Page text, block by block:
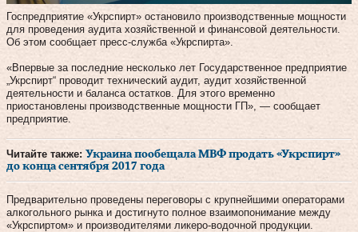
Госпредприятие «Укрспирт» остановило производственные мощности
для проведения аудита хозяйственной и финансовой деятельности.
Об этом сообщает пресс-служба «Укрспирта».
«Впервые за последние несколько лет Государственное предприятие
„Укрспирт“ проводит технический аудит, аудит хозяйственной
деятельности и баланса остатков. Для этого временно
приостановлены производственные мощности ГП», — сообщает
предприятие.
Читайте также: Украина пообещала МВФ продать «Укрспирт»
до конца сентября 2017 года
Предварительно проведены переговоры с крупнейшими операторами
алкогольного рынка и достигнуто полное взаимопонимание между
«Укрспиртом» и производителями ликеро-водочной продукции.